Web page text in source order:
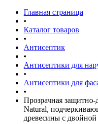
Главная страница
•
Каталог товаров
•
Антисептик
•
Антисептики для
•
Антисептики для
•
Прозрачная защитно-
Natural,
древесины с